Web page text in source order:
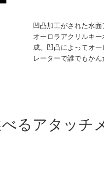
凹凸加工がされた水
オーロラアクリルキ
成。凹凸によってオ
レーターで誰でもかん
るアタッチ